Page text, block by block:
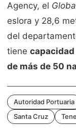
Agency, el
eslora y 28,6
del
tiene
de más de 50
Autoridad Portuaria
Santa Cruz